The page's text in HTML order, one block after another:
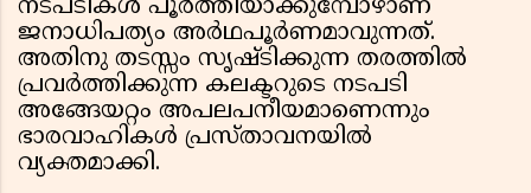
നടപടികള്‍ പൂര്‍ത്തിയാക്കുമ്പോഴാണ്
ജനാധിപത്യം അര്‍ഥപൂര്‍ണമാവുന്നത്.
അതിനു തടസ്സം സൃഷ്ടിക്കുന്ന തരത്തില്‍
പ്രവര്‍ത്തിക്കുന്ന കലക്ടറുടെ നടപടി
അങ്ങേയറ്റം അപലപനീയമാണെന്നും
ഭാരവാഹികള്‍ പ്രസ്താവനയില്‍
വ്യക്തമാക്കി.